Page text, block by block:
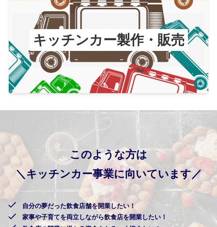
キッチンカー製作・販売
このような方は
＼キッチンカー事業に向いています／
自分の夢だった飲食店舗を開業したい！
家事や子育てを両立しながら飲食店を開業したい！